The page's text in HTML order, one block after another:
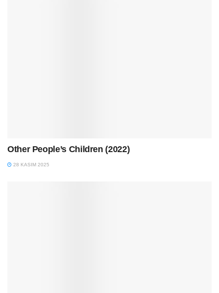
Other People’s Children (2022)
28 KASIM 2025